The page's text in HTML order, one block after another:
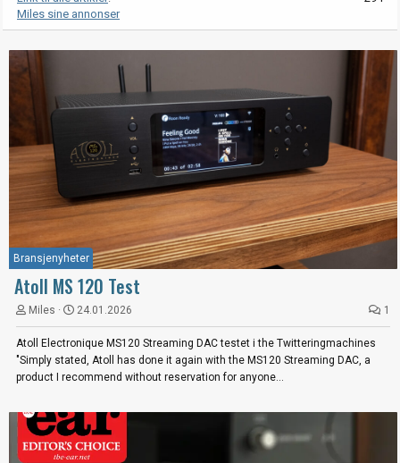
Miles sine annonser
Bransjenyheter
Atoll MS 120 Test
Miles 24.01.2026 1
Atoll Electronique MS120 Streaming DAC testet i the Twitteringmachines
"Simply stated, Atoll has done it again with the MS120 Streaming DAC, a
product I recommend without reservation for anyone...